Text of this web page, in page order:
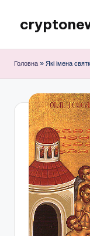
Перейти
вмісту
криптовалют,
курси,
прогнози
гайди.
Головна » Які імена